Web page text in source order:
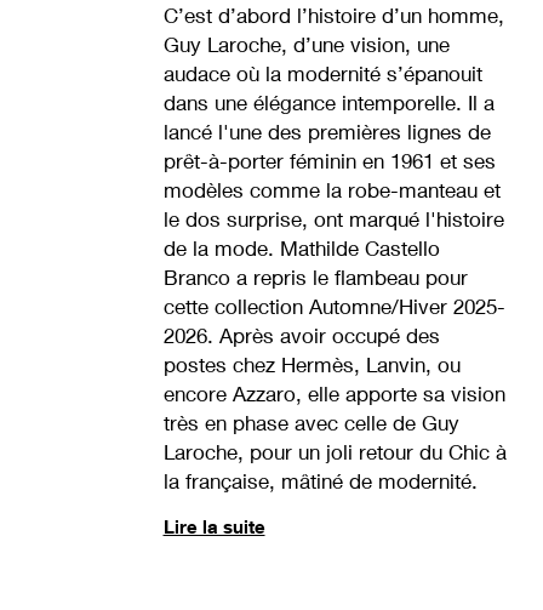
C’est d’abord l’histoire d’un homme,
Guy Laroche, d’une vision, une
audace où la modernité s’épanouit
dans une élégance intemporelle. Il a
lancé l'une des premières lignes de
prêt-à-porter féminin en 1961 et ses
modèles comme la robe-manteau et
le dos surprise, ont marqué l'histoire
de la mode. Mathilde Castello
Branco a repris le flambeau pour
cette collection Automne/Hiver 2025-
2026. Après avoir occupé des
postes chez Hermès, Lanvin, ou
encore Azzaro, elle apporte sa vision
très en phase avec celle de Guy
Laroche, pour un joli retour du Chic à
la française, mâtiné de modernité.
Lire la suite